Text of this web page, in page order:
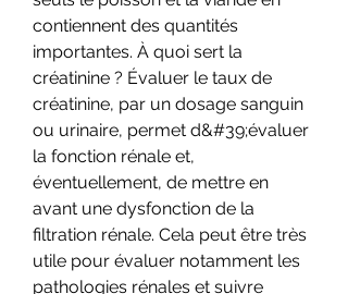
contiennent des quantités
importantes. À quoi sert la
créatinine ? Évaluer le taux de
créatinine, par un dosage sanguin
ou urinaire, permet d&#39;évaluer
la fonction rénale et,
éventuellement, de mettre en
avant une dysfonction de la
filtration rénale. Cela peut être très
utile pour évaluer notamment les
pathologies rénales et suivre